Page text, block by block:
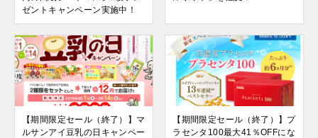
ゼントキャンペーン実施中！
【期間限定セール（終了）】マ
ルサンアイ豆乳の日キャンペー
【期間限定セール（終了）】プ
ラセンタ100最大41％OFFにな